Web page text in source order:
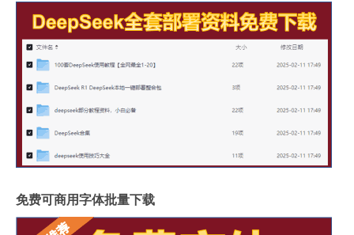
免费可商用字体批量下载